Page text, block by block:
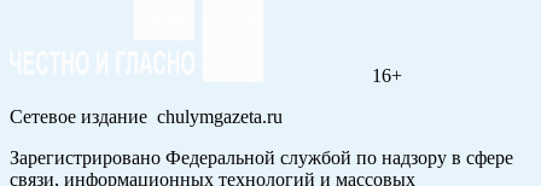
16+
Сетевое издание chulymgazeta.ru
Зарегистрировано Федеральной службой по надзору в сфере
связи, информационных технологий и массовых